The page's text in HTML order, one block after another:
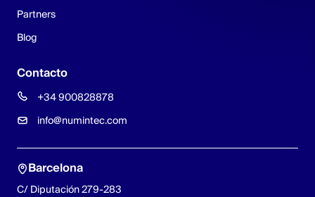
Partners
Blog
Contacto
+34 900828878
info@numintec.com
Barcelona
C/ Diputación 279-283